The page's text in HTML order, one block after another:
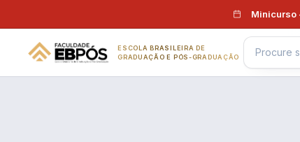
Minicurso
ESCOLA BRASILEIRA DE
GRADUAÇÃO E PÓS-GRADUAÇÃO